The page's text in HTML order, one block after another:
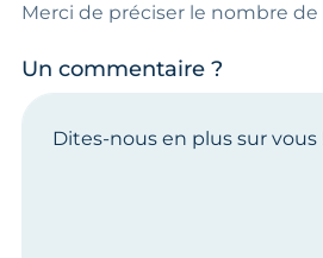
Merci de préciser le nombre
Un commentaire ?